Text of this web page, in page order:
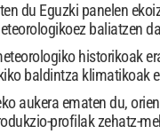
du Eguzki panelen
baliatzen
historikoak
baldintza klimatikoak
aukera ematen du,
profilak zehatz-